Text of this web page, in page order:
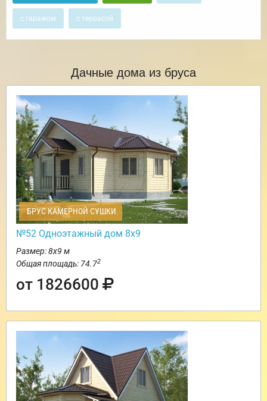
с гаражом с террасой
Дачные дома из бруса
БРУС КАМЕРНОЙ СУШКИ
№52 Одноэтажный дом 8х9
Размер: 8х9 м
Общая площадь: 74.72
от 1826600